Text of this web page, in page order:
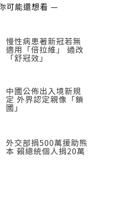
可能還想看 —
慢性病患著新冠若無
適用「倍拉維」 通改
「舒冠效」
中國公佈出入境新規
定 外界認定親像「鎖
國」
外交部捐500萬援助熊
本 賴總統個人捐20萬